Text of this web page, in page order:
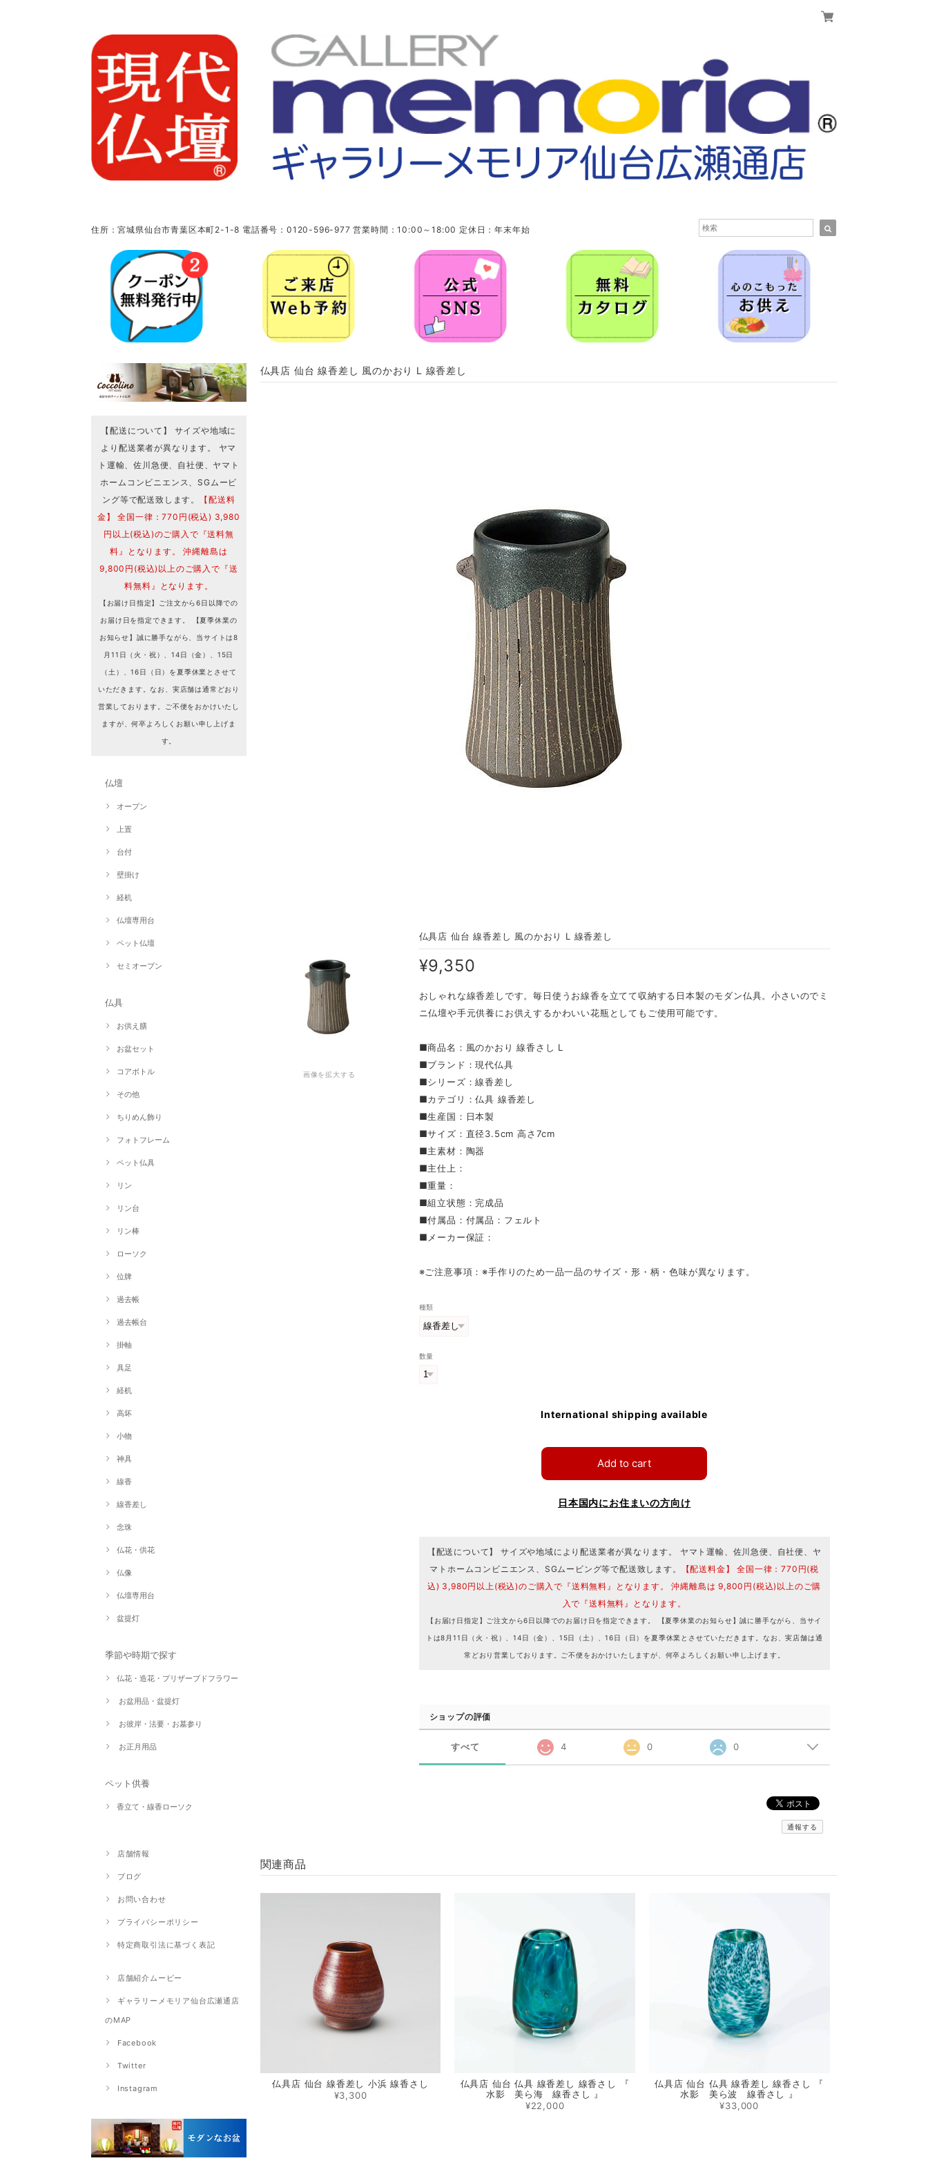
住所：宮城県仙台市青葉区本町2-1-8 電話番号：0120-596-977 営業時間：10:00～18:00 定休日：年末年始
【配送について】 サイズや地域に
より配送業者が異なります。 ヤマ
ト運輸、佐川急便、自社便、ヤマト
ホームコンビニエンス、SGムービ
ング等で配送致します。
【配送料
金】 全国一律：770円(税込) 3,980
円以上(税込)のご購入で『送料無
料』となります。 沖縄離島は
9,800円(税込)以上のご購入で『送
料無料』となります。
【お届け日指定】ご注文から6日以降での
お届け日を指定できます。 【夏季休業の
お知らせ】誠に勝手ながら、当サイトは8
月11日（火・祝）、14日（金）、15日
（土）、16日（日）を夏季休業とさせて
いただきます。なお、実店舗は通常どおり
営業しております。ご不便をおかけいたし
ますが、何卒よろしくお願い申し上げま
す。
仏壇
オープン
上置
台付
壁掛け
経机
仏壇専用台
ペット仏壇
セミオープン
仏具
お供え膳
お盆セット
コアボトル
その他
ちりめん飾り
フォトフレーム
ペット仏具
リン
リン台
リン棒
ローソク
位牌
過去帳
過去帳台
掛軸
具足
経机
高坏
小物
神具
線香
線香差し
念珠
仏花・供花
仏像
仏壇専用台
盆提灯
季節や時期で探す
仏花・造花・プリザーブドフラワー
お盆用品・盆提灯
お彼岸・法要・お墓参り
お正月用品
ペット供養
香立て・線香ローソク
店舗情報
ブログ
お問い合わせ
プライバシーポリシー
特定商取引法に基づく表記
店舗紹介ムービー
ギャラリーメモリア仙台広瀬通店
のMAP
Facebook
Twitter
Instagram
仏具店 仙台 線香差し 風のかおり L 線香差し
画像を拡大する
仏具店 仙台 線香差し 風のかおり L 線香差し
¥9,350
おしゃれな線香差しです。毎日使うお線香を立てて収納する日本製のモダン仏具。小さいのでミ
ニ仏壇や手元供養にお供えするかわいい花瓶としてもご使用可能です。
■商品名：風のかおり 線香さし L
■ブランド：現代仏具
■シリーズ：線香差し
■カテゴリ：仏具 線香差し
■生産国：日本製
■サイズ：直径3.5cm 高さ7cm
■主素材：陶器
■主仕上：
■重量：
■組立状態：完成品
■付属品：付属品：フェルト
■メーカー保証：
※ご注意事項：※手作りのため一品一品のサイズ・形・柄・色味が異なります。
種類
数量
International shipping available
Add to cart
日本国内にお住まいの方向け
【配送について】 サイズや地域により配送業者が異なります。 ヤマト運輸、佐川急便、自社便、ヤ
マトホームコンビニエンス、SGムービング等で配送致します。
【配送料金】 全国一律：770円(税
込) 3,980円以上(税込)のご購入で『送料無料』となります。 沖縄離島は 9,800円(税込)以上のご購
入で『送料無料』となります。
【お届け日指定】ご注文から6日以降でのお届け日を指定できます。 【夏季休業のお知らせ】誠に勝手ながら、当サイ
トは8月11日（火・祝）、14日（金）、15日（土）、16日（日）を夏季休業とさせていただきます。なお、実店舗は通
常どおり営業しております。ご不便をおかけいたしますが、何卒よろしくお願い申し上げます。
ショップの評価
すべて 4 0 0
通報する
関連商品
仏具店 仙台 線香差し 小浜 線香さし
¥3,300
仏具店 仙台 仏具 線香差し 線香さし 『
水影 美ら海 線香さし 』
¥22,000
仏具店 仙台 仏具 線香差し 線香さし 『
水影 美ら波 線香さし 』
¥33,000